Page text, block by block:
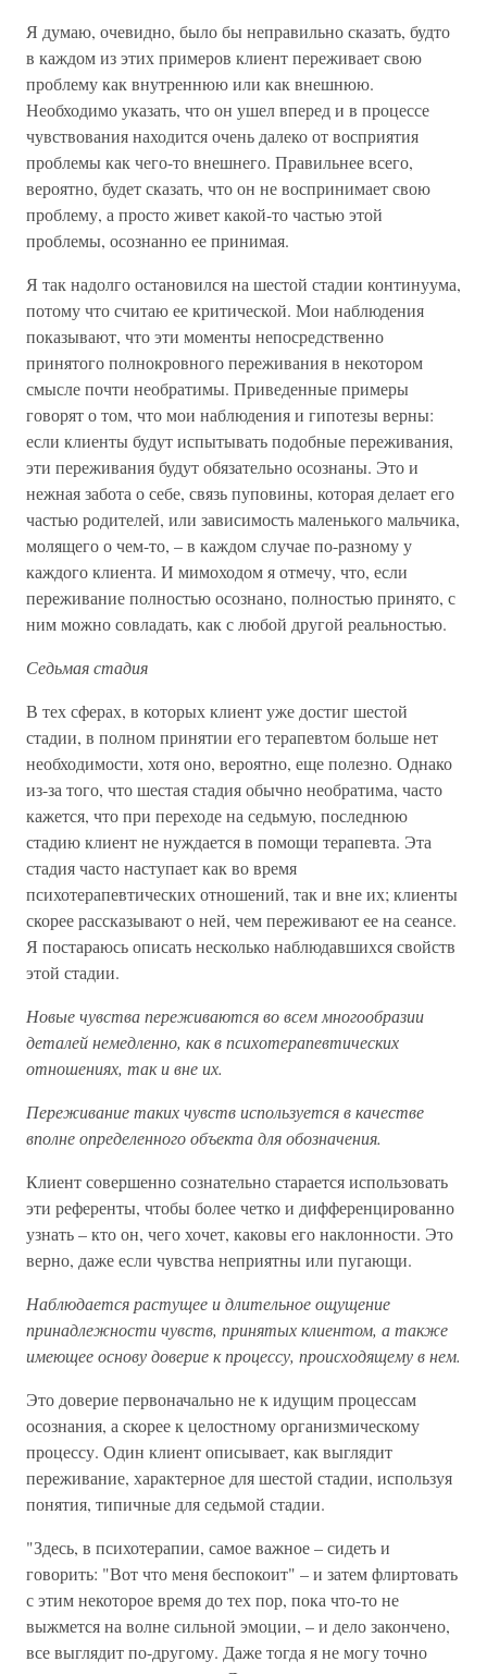
Я думаю, очевидно, было бы неправильно сказать, будто
в каждом из этих примеров клиент переживает свою
проблему как внутреннюю или как внешнюю.
Необходимо указать, что он ушел вперед и в процессе
чувствования находится очень далеко от восприятия
проблемы как чего-то внешнего. Правильнее всего,
вероятно, будет сказать, что он не воспринимает свою
проблему, а просто живет какой-то частью этой
проблемы, осознанно ее принимая.
Я так надолго остановился на шестой стадии континуума,
потому что считаю ее критической. Мои наблюдения
показывают, что эти моменты непосредственно
принятого полнокровного переживания в некотором
смысле почти необратимы. Приведенные примеры
говорят о том, что мои наблюдения и гипотезы верны:
если клиенты будут испытывать подобные переживания,
эти переживания будут обязательно осознаны. Это и
нежная забота о себе, связь пуповины, которая делает его
частью родителей, или зависимость маленького мальчика,
молящего о чем-то, – в каждом случае по-разному у
каждого клиента. И мимоходом я отмечу, что, если
переживание полностью осознано, полностью принято, с
ним можно совладать, как с любой другой реальностью.
Седьмая стадия
В тех сферах, в которых клиент уже достиг шестой
стадии, в полном принятии его терапевтом больше нет
необходимости, хотя оно, вероятно, еще полезно. Однако
из-за того, что шестая стадия обычно необратима, часто
кажется, что при переходе на седьмую, последнюю
стадию клиент не нуждается в помощи терапевта. Эта
стадия часто наступает как во время
психотерапевтических отношений, так и вне их; клиенты
скорее рассказывают о ней, чем переживают ее на сеансе.
Я постараюсь описать несколько наблюдавшихся свойств
этой стадии.
Новые чувства переживаются во всем многообразии
деталей немедленно, как в психотерапевтических
отношениях, так и вне их.
Переживание таких чувств используется в качестве
вполне определенного объекта для обозначения.
Клиент совершенно сознательно старается использовать
эти референты, чтобы более четко и дифференцированно
узнать – кто он, чего хочет, каковы его наклонности. Это
верно, даже если чувства неприятны или пугающи.
Наблюдается растущее и длительное ощущение
принадлежности чувств, принятых клиентом, а также
имеющее основу доверие к процессу, происходящему в нем.
Это доверие первоначально не к идущим процессам
осознания, а скорее к целостному организмическому
процессу. Один клиент описывает, как выглядит
переживание, характерное для шестой стадии, используя
понятия, типичные для седьмой стадии.
"Здесь, в психотерапии, самое важное – сидеть и
говорить: "Вот что меня беспокоит" – и затем флиртовать
с этим некоторое время до тех пор, пока что-то не
выжмется на волне сильной эмоции, – и дело закончено,
все выглядит по-другому. Даже тогда я не могу точно